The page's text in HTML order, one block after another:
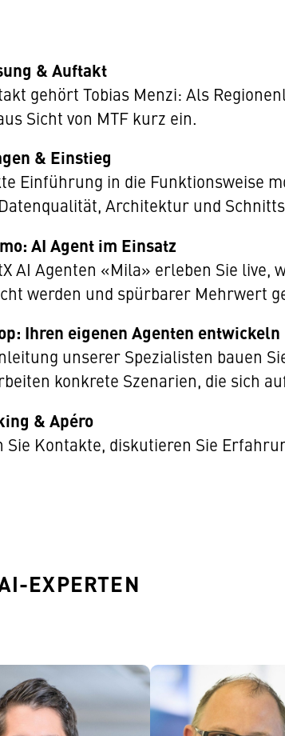
& Auftakt
gehört Tobias Menzi: Als
Sicht von MTF kurz ein.
& Einstieg
Einführung in die Funktionsweise
Architektur und
AI Agent im Einsatz
AI Agenten «Mila» erleben Sie live,
werden und spürbarer Mehrwert
Ihren eigenen Agenten entwickeln
unserer Spezialisten bauen
konkrete Szenarien, die sich
& Apéro
Sie Kontakte, diskutieren Sie
EXPERTEN